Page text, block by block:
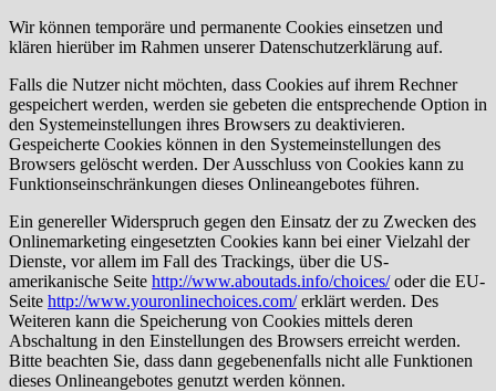
Wir können temporäre und permanente Cookies einsetzen und
klären hierüber im Rahmen unserer Datenschutzerklärung auf.
Falls die Nutzer nicht möchten, dass Cookies auf ihrem Rechner
gespeichert werden, werden sie gebeten die entsprechende Option in
den Systemeinstellungen ihres Browsers zu deaktivieren.
Gespeicherte Cookies können in den Systemeinstellungen des
Browsers gelöscht werden. Der Ausschluss von Cookies kann zu
Funktionseinschränkungen dieses Onlineangebotes führen.
Ein genereller Widerspruch gegen den Einsatz der zu Zwecken des
Onlinemarketing eingesetzten Cookies kann bei einer Vielzahl der
Dienste, vor allem im Fall des Trackings, über die US-
amerikanische Seite http://www.aboutads.info/choices/oder die EU-
Seite http://www.youronlinechoices.com/erklärt werden. Des
Weiteren kann die Speicherung von Cookies mittels deren
Abschaltung in den Einstellungen des Browsers erreicht werden.
Bitte beachten Sie, dass dann gegebenenfalls nicht alle Funktionen
dieses Onlineangebotes genutzt werden können.